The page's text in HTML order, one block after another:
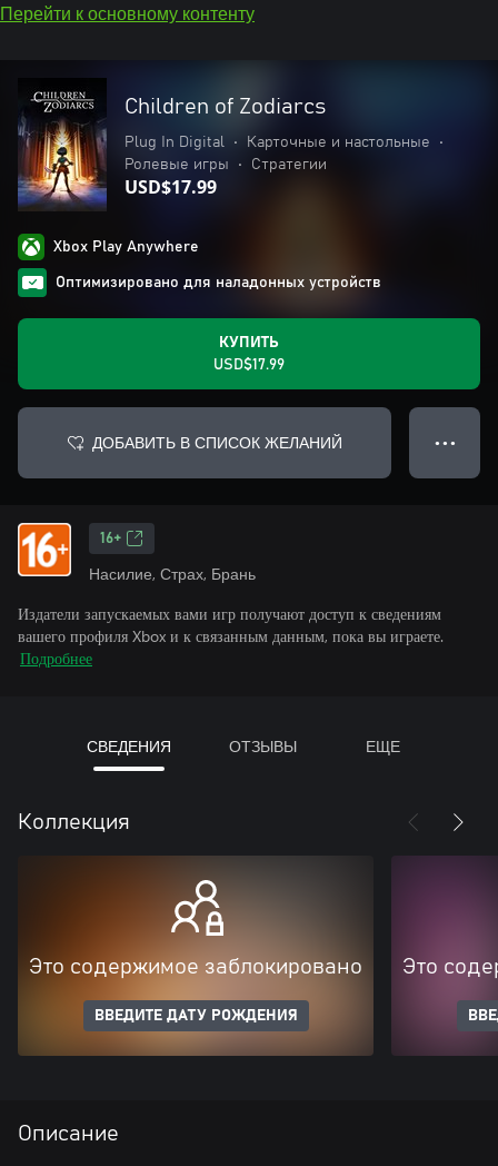
Перейти к основному контенту
Children of Zodiarcs
Plug In Digital • Карточные и настольные
•
Ролевые игры
• Стратегии
USD$17.99
Xbox Play Anywhere
Оптимизировано для наладонных устройств
КУПИТЬ
USD$17.99
ДОБАВИТЬ В СПИСОК ЖЕЛАНИЙ ● ● ●
16+
Насилие, Страх, Брань
Издатели запускаемых вами игр получают доступ к сведениям
вашего профиля Xbox и к связанным данным, пока вы играете.
Подробнее
СВЕДЕНИЯ ОТЗЫВЫ ЕЩЕ
Коллекция
Это содержимое заблокировано
ВВЕДИТЕ ДАТУ РОЖДЕНИЯ
Это
Описание